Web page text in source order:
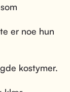
er noe hun
kostymer.